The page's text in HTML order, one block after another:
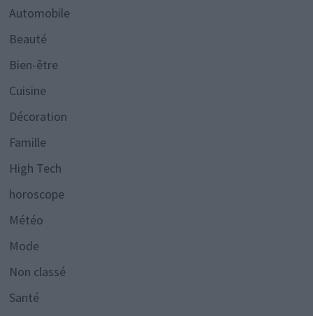
Automobile
Beauté
Bien-être
Cuisine
Décoration
Famille
High Tech
horoscope
Météo
Mode
Non classé
Santé